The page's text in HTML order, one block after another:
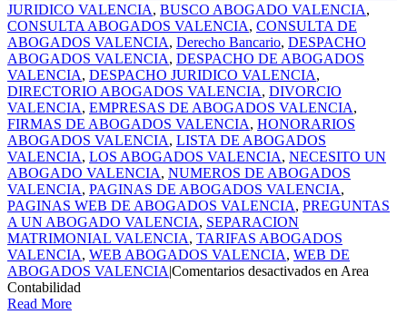
JURIDICO VALENCIA, BUSCO ABOGADO VALENCIA,
CONSULTA ABOGADOS VALENCIA, CONSULTA DE
ABOGADOS VALENCIA, Derecho Bancario, DESPACHO
ABOGADOS VALENCIA, DESPACHO DE ABOGADOS
VALENCIA, DESPACHO JURIDICO VALENCIA,
DIRECTORIO ABOGADOS VALENCIA, DIVORCIO
VALENCIA, EMPRESAS DE ABOGADOS VALENCIA,
FIRMAS DE ABOGADOS VALENCIA, HONORARIOS
ABOGADOS VALENCIA, LISTA DE ABOGADOS
VALENCIA, LOS ABOGADOS VALENCIA, NECESITO UN
ABOGADO VALENCIA, NUMEROS DE ABOGADOS
VALENCIA, PAGINAS DE ABOGADOS VALENCIA,
PAGINAS WEB DE ABOGADOS VALENCIA, PREGUNTAS
A UN ABOGADO VALENCIA, SEPARACION
MATRIMONIAL VALENCIA, TARIFAS ABOGADOS
VALENCIA, WEB ABOGADOS VALENCIA, WEB DE
ABOGADOS VALENCIA|Comentarios desactivados en Area
Contabilidad
Read More